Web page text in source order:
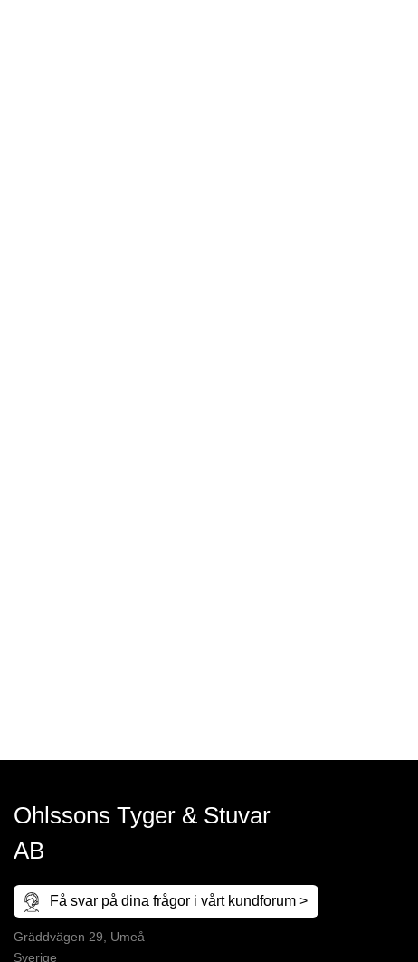
Ohlssons Tyger & Stuvar
AB
Få svar på dina frågor i vårt kundforum >
Gräddvägen 29, Umeå
Sverige